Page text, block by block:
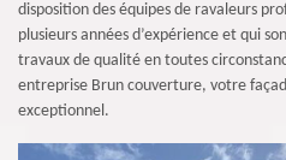
disposition des équipes de ravaleurs
plusieurs années d’expérience et qui
travaux de qualité en toutes
entreprise Brun couverture, votre
exceptionnel.